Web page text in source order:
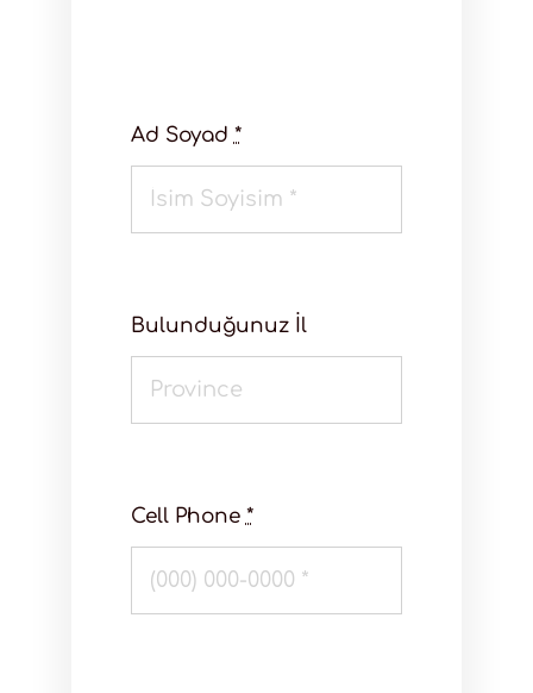
Ad Soyad *
Bulunduğunuz İl
Cell Phone *